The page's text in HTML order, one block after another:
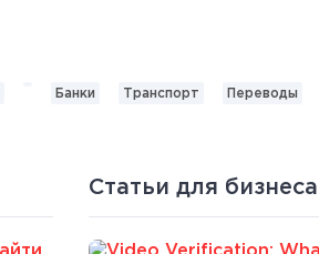
Банки Транспорт Переводы
Статьи для бизнеса